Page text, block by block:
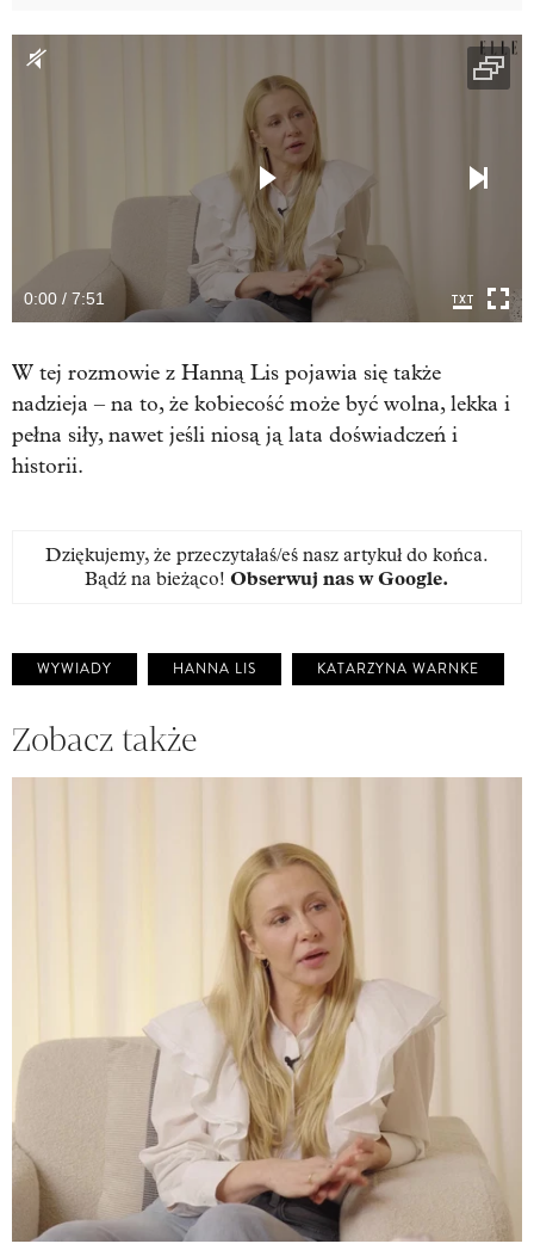
0:00 / 7:51
W tej rozmowie z Hanną Lis pojawia się także
nadzieja – na to, że kobiecość może być wolna, lekka i
pełna siły, nawet jeśli niosą ją lata doświadczeń i
historii.
Dziękujemy, że przeczytałaś/eś nasz artykuł do końca.
Bądź na bieżąco! Obserwuj nas w Google.
WYWIADY HANNA LIS KATARZYNA WARNKE
Zobacz także